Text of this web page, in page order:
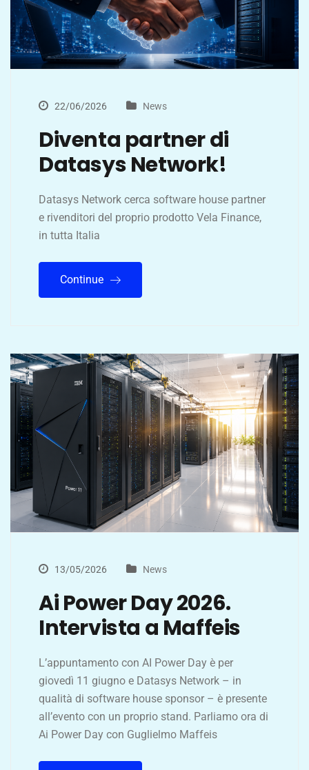
22/06/2026 News
Diventa partner di
Datasys Network!
Datasys Network cerca software house partner
e rivenditori del proprio prodotto Vela Finance,
in tutta Italia
Continue
13/05/2026 News
Ai Power Day 2026.
Intervista a Maffeis
L’appuntamento con AI Power Day è per
giovedì 11 giugno e Datasys Network – in
qualità di software house sponsor – è presente
all’evento con un proprio stand. Parliamo ora di
Ai Power Day con Guglielmo Maffeis